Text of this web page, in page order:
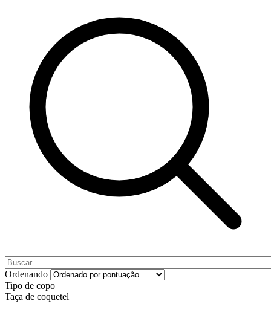
Ordenando
Tipo de copo
Taça de coquetel